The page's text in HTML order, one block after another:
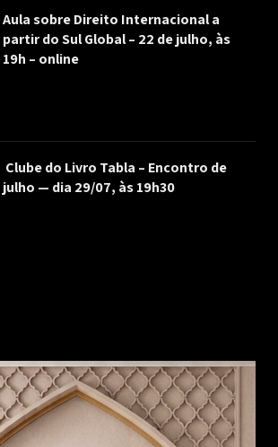
Aula sobre Direito Internacional a
partir do Sul Global – 22 de julho, às
19h – online
Clube do Livro Tabla – Encontro de
julho — dia 29/07, às 19h30